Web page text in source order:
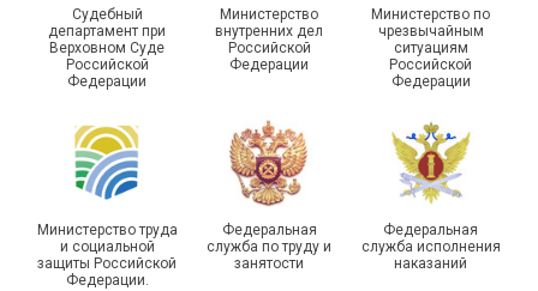
подарки
Молодежный совет
Адыгейской организации
Профсоюза подвел итоги
векторы развития
Судебный
департамент при
Верховном Суде
Российской
Федерации
Министерство
внутренних дел
Российской
Федерации
Министерство по
чрезвычайным
ситуациям
Российской
Федерации
Министерство труда
и социальной
защиты Российской
Федерации.
Федеральная
служба по труду и
занятости
Федеральная
служба исполнения
наказаний